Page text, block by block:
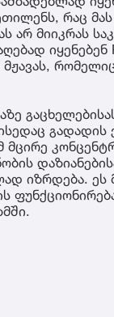
რაც მას
არ მიიკრას
იყენებენ
გადადის
მცირე
იზრდება. ეს